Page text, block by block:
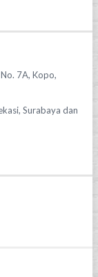
7A, Kopo,
Surabaya dan